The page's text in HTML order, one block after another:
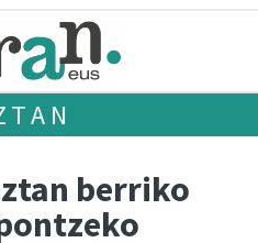
berriko